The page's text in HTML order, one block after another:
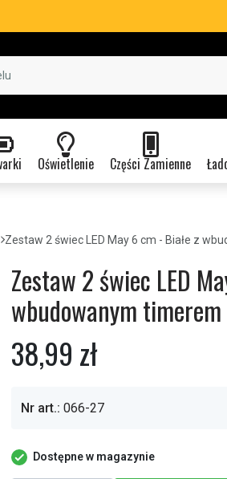
Oświetlenie Części Zamienne
Zestaw 2 świec LED May 6 cm - Białe z
Zestaw 2 świec LED
wbudowanym timerem
38,99 zł
Nr art.: 066-27
Dostępne w magazynie